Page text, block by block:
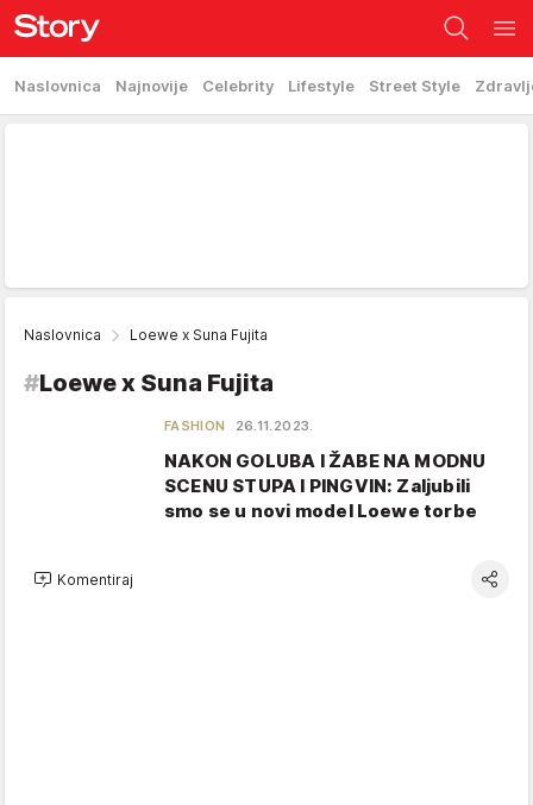
Naslovnica Najnovije Celebrity Lifestyle Street Style
Naslovnica Loewe x Suna Fujita
#Loewe x Suna Fujita
FASHION 26.11.2023.
NAKON GOLUBA I ŽABE NA MODNU
SCENU STUPA I PINGVIN: Zaljubili
smo se u novi model Loewe torbe
Komentiraj